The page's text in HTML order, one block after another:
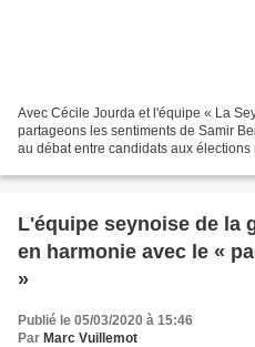
Avec Cécile Jourda et l'équipe « La
partageons les sentiments de Samir
au débat entre candidats aux élections
L'équipe seynoise de la
en harmonie avec le «
»
Publié le 05/03/2020 à 15:46
Par Marc Vuillemot